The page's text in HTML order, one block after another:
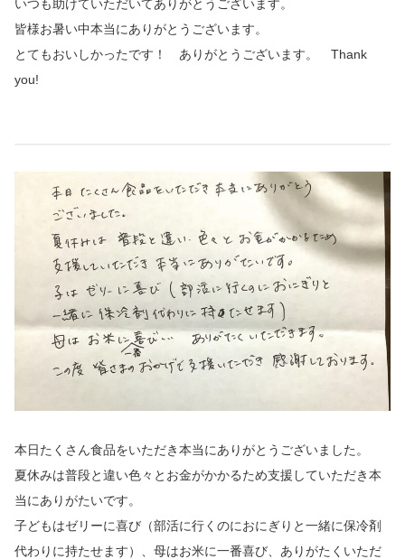
いつも助けていただいてありがとうございます。
皆様お暑い中本当にありがとうございます。
とてもおいしかったです！ ありがとうございます。 Thank
you!
本日たくさん食品をいただき本当にありがとうございました。
夏休みは普段と違い色々とお金がかかるため支援していただき本
当にありがたいです。
子どもはゼリーに喜び（部活に行くのにおにぎりと一緒に保冷剤
代わりに持たせます）、母はお米に一番喜び、ありがたくいただ